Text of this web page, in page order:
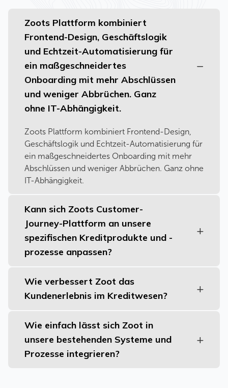
Zoots Plattform kombiniert
Frontend-Design, Geschäftslogik
und Echtzeit-Automatisierung für
ein maßgeschneidertes
Onboarding mit mehr Abschlüssen
und weniger Abbrüchen. Ganz
ohne IT-Abhängigkeit.
Zoots Plattform kombiniert Frontend-Design,
Geschäftslogik und Echtzeit-Automatisierung für
ein maßgeschneidertes Onboarding mit mehr
Abschlüssen und weniger Abbrüchen. Ganz ohne
IT-Abhängigkeit.
Kann sich Zoots Customer-
Journey-Plattform an unsere
spezifischen Kreditprodukte und -
prozesse anpassen?
Wie verbessert Zoot das
Kundenerlebnis im Kreditwesen?
Wie einfach lässt sich Zoot in
unsere bestehenden Systeme und
Prozesse integrieren?